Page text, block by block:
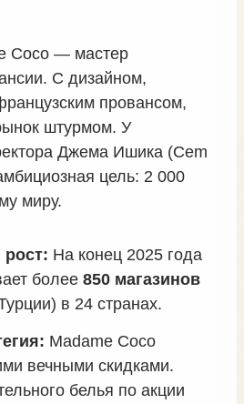
Coco — мастер
С дизайном,
провансом,
штурмом. У
Джема Ишика (Cem
цель: 2 000
миру.
На конец 2025 года
более 850 магазинов
в 24 странах.
Madame Coco
вечными скидками.
белья по акции